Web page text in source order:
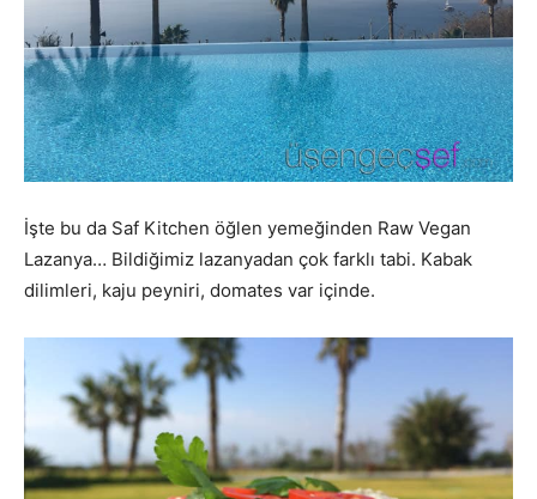
İşte bu da Saf Kitchen öğlen yemeğinden Raw Vegan
Lazanya… Bildiğimiz lazanyadan çok farklı tabi. Kabak
dilimleri, kaju peyniri, domates var içinde.